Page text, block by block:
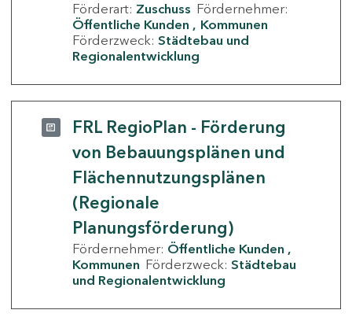
Förderart: Zuschuss Fördernehmer:
Öffentliche Kunden
Kommunen
Förderzweck: Städtebau und
Regionalentwicklung
FRL RegioPlan - Förderung
von Bebauungsplänen und
Flächennutzungsplänen
(Regionale
Planungsförderung)
Fördernehmer: Öffentliche Kunden
Kommunen Förderzweck: Städtebau
und Regionalentwicklung